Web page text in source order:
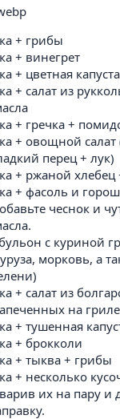
+ грибы
+ винегрет
+ цветная капуста
+ салат из
+ гречка +
+ овощной
перец + лук)
+ ржаной хлебец
+ фасоль и
чеснок и
с куриной
морковь, а
+ салат из
на
+ тушенная
+ брокколи
+ тыква + грибы
+ несколько
их на пару и